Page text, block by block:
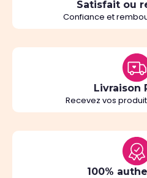
Satisfait ou
Confiance et
Livraison
Recevez vos
100%